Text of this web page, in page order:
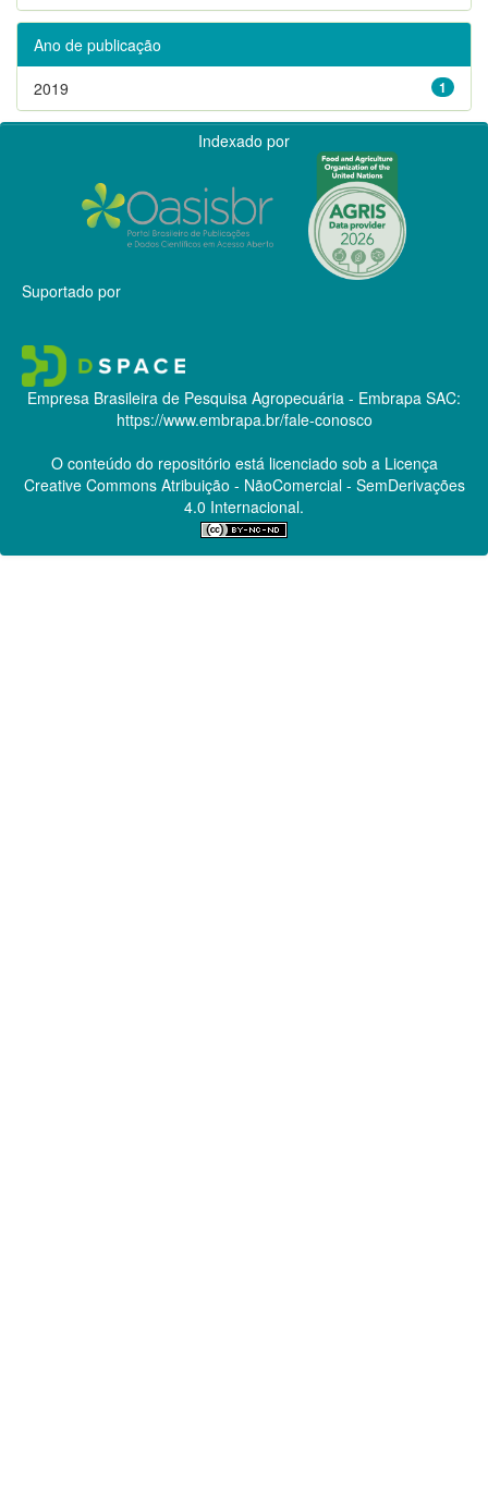
Ano de publicação
1
2019
Indexado por
Suportado por
Empresa Brasileira de Pesquisa Agropecuária - Embrapa SAC:
https://www.embrapa.br/fale-conosco
O conteúdo do repositório está licenciado sob a Licença
Creative CommonsAtribuição - NãoComercial - SemDerivações
4.0 Internacional.